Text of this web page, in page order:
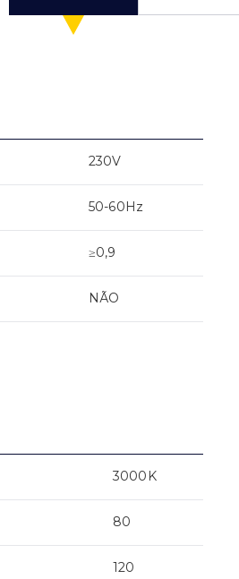
230V
50-60Hz
≥0,9
NÃO
3000K
80
120